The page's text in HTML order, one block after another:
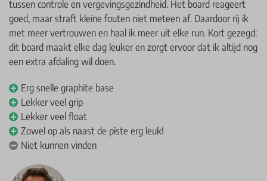
tussen controle en vergevingsgezindheid. Het board reageert
goed, maar straft kleine fouten niet meteen af. Daardoor rij ik
met meer vertrouwen en haal ik meer uit elke run. Kort gezegd:
dit board maakt elke dag leuker en zorgt ervoor dat ik altijd nog
een extra afdaling wil doen.
Erg snelle graphite base
Lekker veel grip
Lekker veel float
Zowel op als naast de piste erg leuk!
Niet kunnen vinden